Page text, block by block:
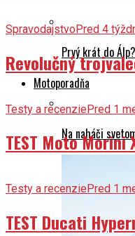
Prvý krát do
Motoporadňa
Na naháči
SpravodajstvoPred 4
Revolučný
Testy a recenziePred 1
TEST Moto
Testy a recenzie Pred 1
TEST Ducati